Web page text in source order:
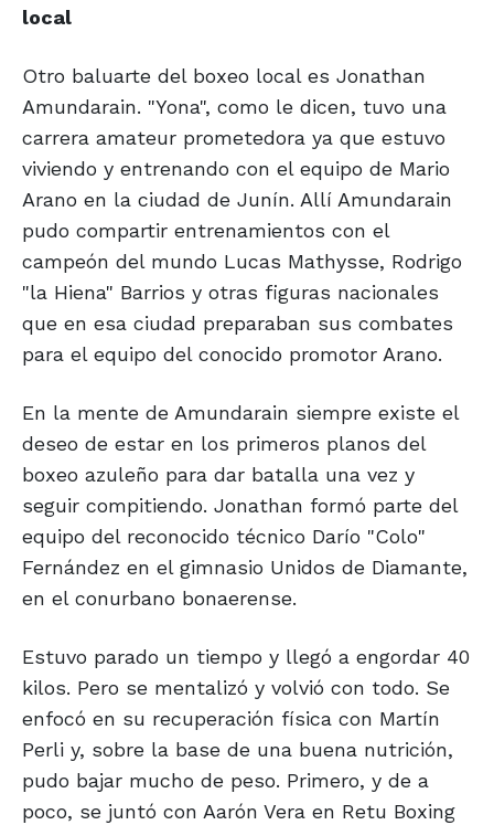
local
Otro baluarte del boxeo local es Jonathan
Amundarain. "Yona", como le dicen, tuvo una
carrera amateur prometedora ya que estuvo
viviendo y entrenando con el equipo de Mario
Arano en la ciudad de Junín. Allí Amundarain
pudo compartir entrenamientos con el
campeón del mundo Lucas Mathysse, Rodrigo
"la Hiena" Barrios y otras figuras nacionales
que en esa ciudad preparaban sus combates
para el equipo del conocido promotor Arano.
En la mente de Amundarain siempre existe el
deseo de estar en los primeros planos del
boxeo azuleño para dar batalla una vez y
seguir compitiendo. Jonathan formó parte del
equipo del reconocido técnico Darío "Colo"
Fernández en el gimnasio Unidos de Diamante,
en el conurbano bonaerense.
Estuvo parado un tiempo y llegó a engordar 40
kilos. Pero se mentalizó y volvió con todo. Se
enfocó en su recuperación física con Martín
Perli y, sobre la base de una buena nutrición,
pudo bajar mucho de peso. Primero, y de a
poco, se juntó con Aarón Vera en Retu Boxing